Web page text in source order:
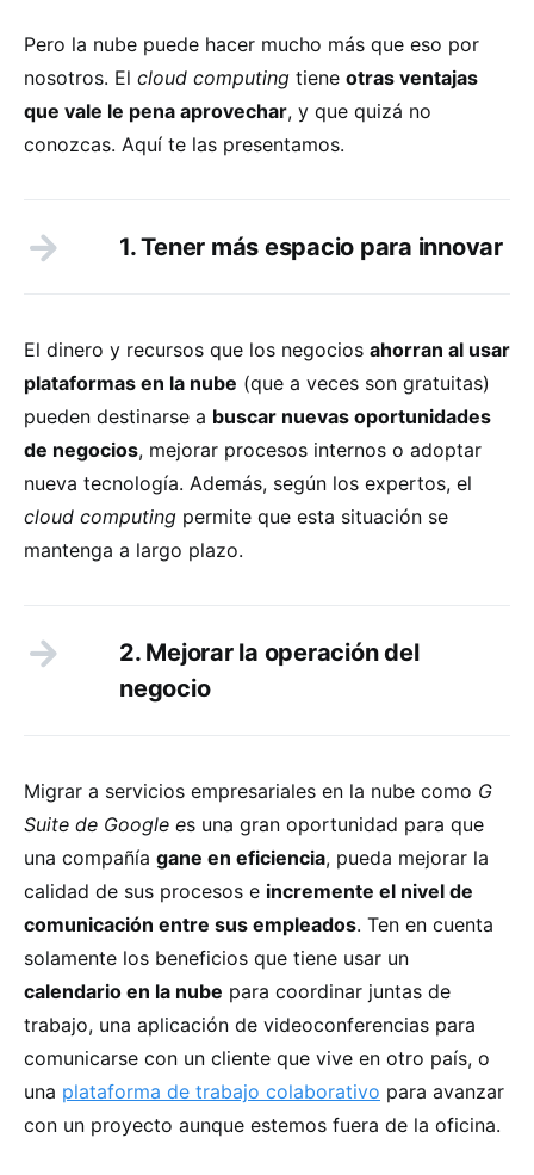
Pero la nube puede hacer mucho más que eso por
nosotros. El cloud computing tiene otras ventajas
que vale le pena aprovechar, y que quizá no
conozcas. Aquí te las presentamos.
1. Tener más espacio para innovar
El dinero y recursos que los negocios ahorran al usar
plataformas en la nube (que a veces son gratuitas)
pueden destinarse a buscar nuevas oportunidades
de negocios, mejorar procesos internos o adoptar
nueva tecnología. Además, según los expertos, el
cloud computing permite que esta situación se
mantenga a largo plazo.
2. Mejorar la operación del
negocio
Migrar a servicios empresariales en la nube como G
Suite de Google es una gran oportunidad para que
una compañía gane en eficiencia, pueda mejorar la
calidad de sus procesos e incremente el nivel de
comunicación entre sus empleados. Ten en cuenta
solamente los beneficios que tiene usar un
calendario en la nube para coordinar juntas de
trabajo, una aplicación de videoconferencias para
comunicarse con un cliente que vive en otro país, o
una plataforma de trabajo colaborativo para avanzar
con un proyecto aunque estemos fuera de la oficina.